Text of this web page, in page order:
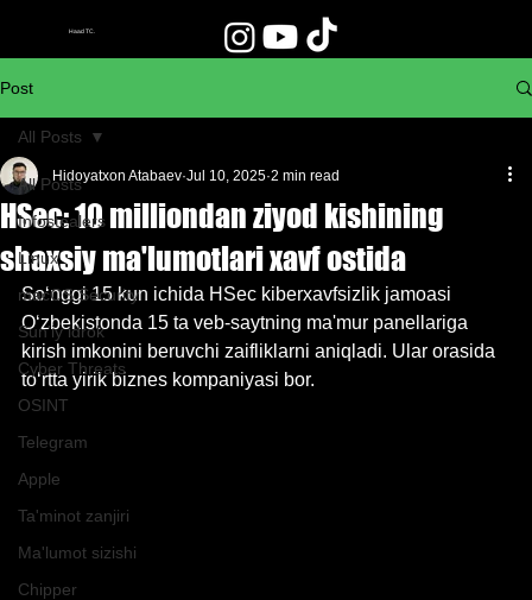
Haad TC.
Post
All Posts
Infostealers
Linux
macOS Security
Sun'iy idrok
Cyber Threats
OSINT
Telegram
Apple
Ta'minot zanjiri
Ma'lumot sizishi
Chipper
All Posts
HSec: 10 milliondan ziyod kishining
shaxsiy ma'lumotlari xavf ostida
Hidoyatxon Atabaev Jul 10, 2025 2 min read
So‘nggi 15 kun ichida HSec kiberxavfsizlik jamoasi
O‘zbekistonda 15 ta veb-saytning ma'mur panellariga
kirish imkonini beruvchi zaifliklarni aniqladi. Ular orasida
to‘rtta yirik biznes kompaniyasi bor.